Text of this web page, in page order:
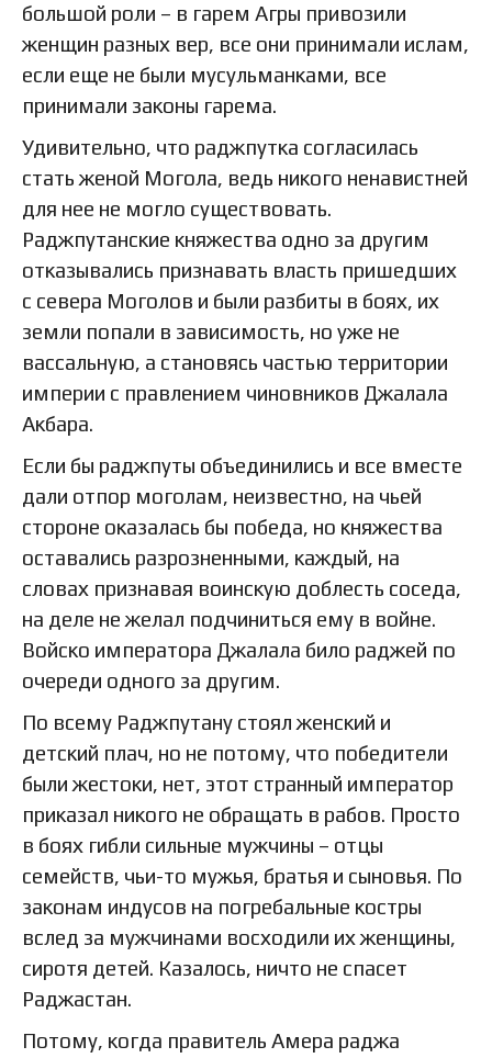
большой роли – в гарем Агры привозили
женщин разных вер, все они принимали ислам,
если еще не были мусульманками, все
принимали законы гарема.
Удивительно, что раджпутка согласилась
стать женой Могола, ведь никого ненавистней
для нее не могло существовать.
Раджпутанские княжества одно за другим
отказывались признавать власть пришедших
с севера Моголов и были разбиты в боях, их
земли попали в зависимость, но уже не
вассальную, а становясь частью территории
империи с правлением чиновников Джалала
Акбара.
Если бы раджпуты объединились и все вместе
дали отпор моголам, неизвестно, на чьей
стороне оказалась бы победа, но княжества
оставались разрозненными, каждый, на
словах признавая воинскую доблесть соседа,
на деле не желал подчиниться ему в войне.
Войско императора Джалала било раджей по
очереди одного за другим.
По всему Раджпутану стоял женский и
детский плач, но не потому, что победители
были жестоки, нет, этот странный император
приказал никого не обращать в рабов. Просто
в боях гибли сильные мужчины – отцы
семейств, чьи-то мужья, братья и сыновья. По
законам индусов на погребальные костры
вслед за мужчинами восходили их женщины,
сиротя детей. Казалось, ничто не спасет
Раджастан.
Потому, когда правитель Амера раджа